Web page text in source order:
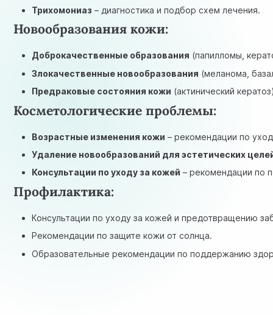
Трихомониаз – диагностика и подбор схем лечения.
Новообразования кожи:
Доброкачественные образования (папилломы,
Злокачественные новообразования (меланома,
Предраковые состояния кожи (актинический
Косметологические проблемы:
Возрастные изменения кожи – рекомендации по
Удаление новообразований для эстетических
Консультации по уходу за кожей – рекомендации по
Профилактика:
Консультации по уходу за кожей и предотвращению
Рекомендации по защите кожи от солнца.
Образовательные рекомендации по поддержанию